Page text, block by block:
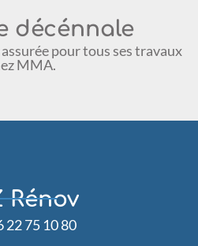
décénnale
pour tous ses travaux
MMA.
Rénov
22 75 10 80